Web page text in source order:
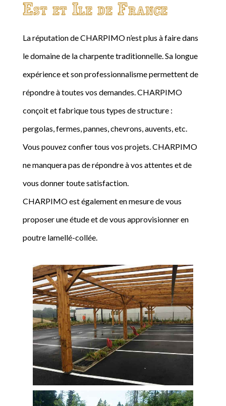
Est et Ile de France
La réputation de CHARPIMO n’est plus à faire dans
le domaine de la charpente traditionnelle. Sa longue
expérience et son professionnalisme permettent de
répondre à toutes vos demandes. CHARPIMO
conçoit et fabrique tous types de structure :
pergolas, fermes, pannes, chevrons, auvents, etc.
Vous pouvez confier tous vos projets. CHARPIMO
ne manquera pas de répondre à vos attentes et de
vous donner toute satisfaction.
CHARPIMO est également en mesure de vous
proposer une étude et de vous approvisionner en
poutre lamellé-collée.